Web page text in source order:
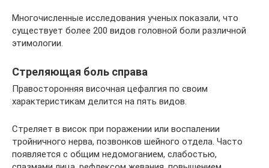
Многочисленные исследования ученых показали, что
существует более 200 видов головной боли различной
этимологии.
Стреляющая боль справа
Правосторонняя височная цефалгия по своим
характеристикам делится на пять видов.
Стреляет в висок при поражении или воспалении
тройничного нерва, позвонков шейного отдела. Часто
появляется с общим недомоганием, слабостью,